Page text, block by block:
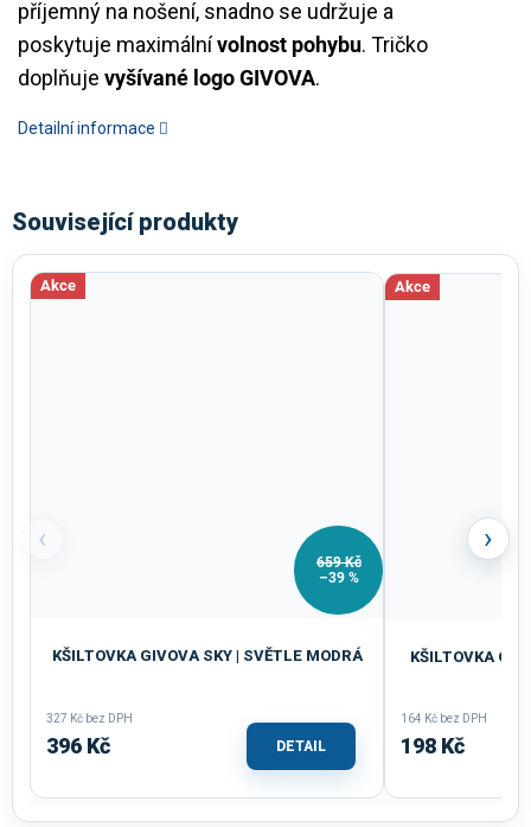
příjemný na nošení, snadno se udržuje a
poskytuje maximálnívolnost pohybu. Tričko
doplňuje vyšívané logo GIVOVA.
Detailní informace
Související produkty
‹
Akce
659 Kč
–39 %
KŠILTOVKA GIVOVA SKY | SVĚTLE MODRÁ
327 Kč bez DPH
396 Kč DETAIL
Akce
KŠILTOVKA
164 Kč bez DPH
198 Kč
›